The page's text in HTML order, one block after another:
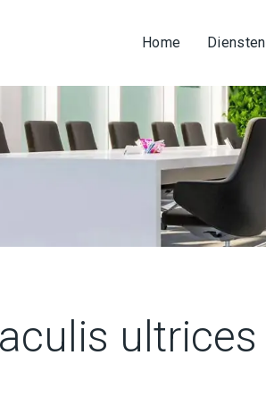
Home Diensten
ultrices